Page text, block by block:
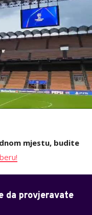
mjestu, budite
da provjeravate